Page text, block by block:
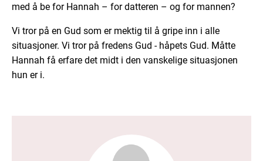
med å be for Hannah – for datteren – og for mannen?
Vi tror på en Gud som er mektig til å gripe inn i alle
situasjoner. Vi tror på fredens Gud - håpets Gud. Måtte
Hannah få erfare det midt i den vanskelige situasjonen
hun er i.